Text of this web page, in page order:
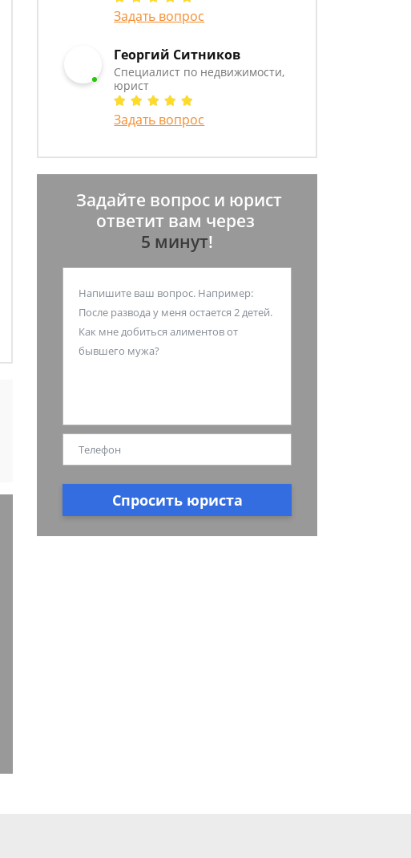
Задать вопрос
Георгий Ситников
Специалист по недвижимости,
юрист
Задать вопрос
Задайте вопрос и юрист
ответит вам через
5 минут!
Спросить юриста